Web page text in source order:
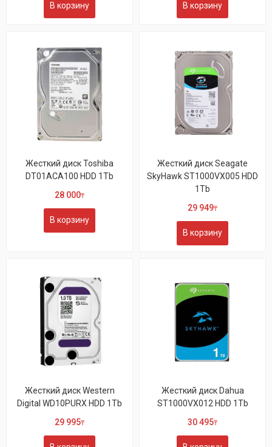
В корзину В корзину
Жесткий диск Toshiba
DT01ACA100 HDD 1Tb
28 000₸
В корзину
Жесткий диск Seagate
SkyHawk ST1000VX005 HDD
1Tb
29 949₸
В корзину
Жесткий диск Western
Digital WD10PURX HDD 1Tb
29 995₸
Жесткий диск Dahua
ST1000VX012 HDD 1Tb
30 495₸